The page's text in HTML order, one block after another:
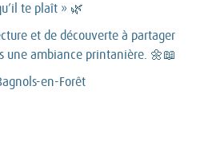
te plaît » 🌿
et de découverte à partager
une ambiance printanière. 🌼📖
en-Forêt